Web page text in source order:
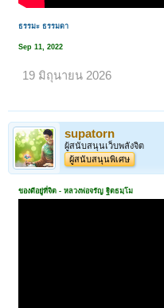
ธรรมะ ธรรมดา
Sep 11, 2022
19 มิถุนายน 2026
supatorn
ผู้สนับสนุนเว็บพลังจิต
ผู้สนับสนุนพิเศษ
ของดีอยู่ที่จิต - หลวงพ่อจรัญ ฐิตธมฺโม